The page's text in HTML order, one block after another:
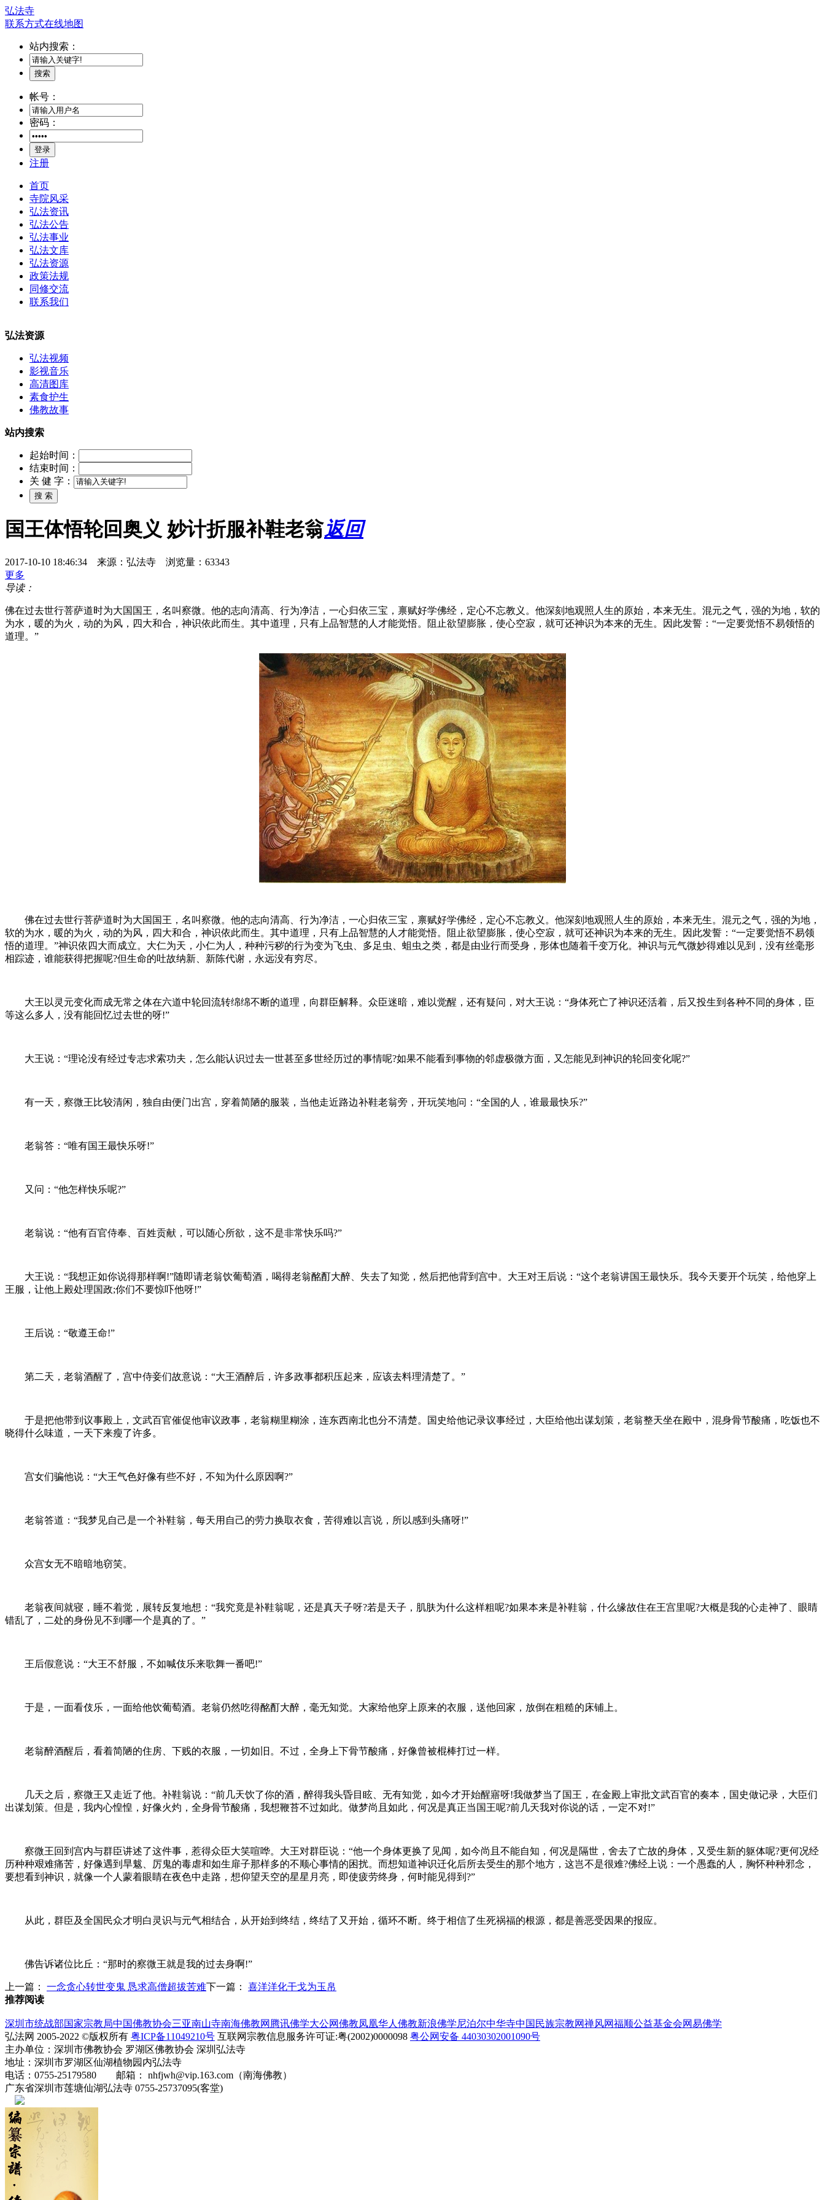
弘法寺
联系方式在线地图
站内搜索：
搜索
帐号：
密码：
登录
注册
首页
寺院风采
弘法资讯
弘法公告
弘法事业
弘法文库
弘法资源
政策法规
同修交流
联系我们
弘法资源
弘法视频
影视音乐
高清图库
素食护生
佛教故事
站内搜索
起始时间：
结束时间：
关 健 字：
国王体悟轮回奥义 妙计折服补鞋老翁返回
2017-10-10 18:46:34 来源：弘法寺 浏览量：63343
更多
导读：
佛在过去世行菩萨道时为大国国王，名叫察微。他的志向清高、行为净洁，一心归依三宝，禀赋好学佛经，定心不忘教义。他深刻地观照人生的原始，本来无生。混元之气，强的为地，软的
为水，暖的为火，动的为风，四大和合，神识依此而生。其中道理，只有上品智慧的人才能觉悟。阻止欲望膨胀，使心空寂，就可还神识为本来的无生。因此发誓：“一定要觉悟不易领悟的
道理。”
佛在过去世行菩萨道时为大国国王，名叫察微。他的志向清高、行为净洁，一心归依三宝，禀赋好学佛经，定心不忘教义。他深刻地观照人生的原始，本来无生。混元之气，强的为地，
软的为水，暖的为火，动的为风，四大和合，神识依此而生。其中道理，只有上品智慧的人才能觉悟。阻止欲望膨胀，使心空寂，就可还神识为本来的无生。因此发誓：“一定要觉悟不易领
悟的道理。”神识依四大而成立。大仁为天，小仁为人，种种污秽的行为变为飞虫、多足虫、蛆虫之类，都是由业行而受身，形体也随着千变万化。神识与元气微妙得难以见到，没有丝毫形
相踪迹，谁能获得把握呢?但生命的吐故纳新、新陈代谢，永远没有穷尽。
大王以灵元变化而成无常之体在六道中轮回流转绵绵不断的道理，向群臣解释。众臣迷暗，难以觉醒，还有疑问，对大王说：“身体死亡了神识还活着，后又投生到各种不同的身体，臣
等这么多人，没有能回忆过去世的呀!”
大王说：“理论没有经过专志求索功夫，怎么能认识过去一世甚至多世经历过的事情呢?如果不能看到事物的邻虚极微方面，又怎能见到神识的轮回变化呢?”
有一天，察微王比较清闲，独自由便门出宫，穿着简陋的服装，当他走近路边补鞋老翁旁，开玩笑地问：“全国的人，谁最最快乐?”
老翁答：“唯有国王最快乐呀!”
又问：“他怎样快乐呢?”
老翁说：“他有百官侍奉、百姓贡献，可以随心所欲，这不是非常快乐吗?”
大王说：“我想正如你说得那样啊!”随即请老翁饮葡萄酒，喝得老翁酩酊大醉、失去了知觉，然后把他背到宫中。大王对王后说：“这个老翁讲国王最快乐。我今天要开个玩笑，给他穿上
王服，让他上殿处理国政;你们不要惊吓他呀!”
王后说：“敬遵王命!”
第二天，老翁酒醒了，宫中侍妾们故意说：“大王酒醉后，许多政事都积压起来，应该去料理清楚了。”
于是把他带到议事殿上，文武百官催促他审议政事，老翁糊里糊涂，连东西南北也分不清楚。国史给他记录议事经过，大臣给他出谋划策，老翁整天坐在殿中，混身骨节酸痛，吃饭也不
晓得什么味道，一天下来瘦了许多。
宫女们骗他说：“大王气色好像有些不好，不知为什么原因啊?”
老翁答道：“我梦见自己是一个补鞋翁，每天用自己的劳力换取衣食，苦得难以言说，所以感到头痛呀!”
众宫女无不暗暗地窃笑。
老翁夜间就寝，睡不着觉，展转反复地想：“我究竟是补鞋翁呢，还是真天子呀?若是天子，肌肤为什么这样粗呢?如果本来是补鞋翁，什么缘故住在王宫里呢?大概是我的心走神了、眼睛
错乱了，二处的身份见不到哪一个是真的了。”
王后假意说：“大王不舒服，不如喊伎乐来歌舞一番吧!”
于是，一面看伎乐，一面给他饮葡萄酒。老翁仍然吃得酩酊大醉，毫无知觉。大家给他穿上原来的衣服，送他回家，放倒在粗糙的床铺上。
老翁醉酒醒后，看着简陋的住房、下贱的衣服，一切如旧。不过，全身上下骨节酸痛，好像曾被棍棒打过一样。
几天之后，察微王又走近了他。补鞋翁说：“前几天饮了你的酒，醉得我头昏目眩、无有知觉，如今才开始醒寤呀!我做梦当了国王，在金殿上审批文武百官的奏本，国史做记录，大臣们
出谋划策。但是，我内心惶惶，好像火灼，全身骨节酸痛，我想鞭苔不过如此。做梦尚且如此，何况是真正当国王呢?前几天我对你说的话，一定不对!”
察微王回到宫内与群臣讲述了这件事，惹得众臣大笑喧哗。大王对群臣说：“他一个身体更换了见闻，如今尚且不能自知，何况是隔世，舍去了亡故的身体，又受生新的躯体呢?更何况经
历种种艰难痛苦，好像遇到旱魃、厉鬼的毒虐和如生扉子那样多的不顺心事情的困扰。而想知道神识迁化后所去受生的那个地方，这岂不是很难?佛经上说：一个愚蠢的人，胸怀种种邪念，
要想看到神识，就像一个人蒙着眼睛在夜色中走路，想仰望天空的星星月亮，即使疲劳终身，何时能见得到?”
从此，群臣及全国民众才明白灵识与元气相结合，从开始到终结，终结了又开始，循环不断。终于相信了生死祸福的根源，都是善恶受因果的报应。
佛告诉诸位比丘：“那时的察微王就是我的过去身啊!”
上一篇： 一念贪心转世变鬼 恳求高僧超拔苦难下一篇： 喜洋洋化干戈为玉帛
推荐阅读
深圳市统战部国家宗教局中国佛教协会三亚南山寺南海佛教网 腾讯佛学大公网佛教凤凰华人佛教新浪佛学尼泊尔中华寺中国民族宗教网禅风网福顺公益基金会网易佛学
弘法网 2005-2022 ©版权所有 粤ICP备11049210号 互联网宗教信息服务许可证:粤(2002)0000098 粤公网安备 44030302001090号
主办单位：深圳市佛教协会 罗湖区佛教协会 深圳弘法寺
地址：深圳市罗湖区仙湖植物园内弘法寺
电话：0755-25179580 邮箱： nhfjwh@vip.163.com（南海佛教）
广东省深圳市莲塘仙湖弘法寺 0755-25737095(客堂)